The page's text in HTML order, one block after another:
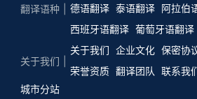
翻译语种
德语翻译 泰语翻译 阿拉伯
西班牙语翻译 葡萄牙语翻译
关于我们
关于我们 企业文化 保密协
荣誉资质 翻译团队
联系我
城市分站